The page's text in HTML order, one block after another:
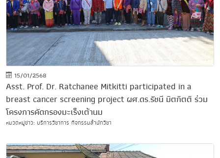
15/01/2568
Asst. Prof. Dr. Ratchanee Mitkitti participated in a
breast cancer screening project ผศ.ดร.รัชนี มิตกิตติ ร่วม
โครงการคัดกรองมะเร็งเต้านม
หมวดหมู่ข่าว: บริการวิชาการ กิจกรรมสำนักวิชา